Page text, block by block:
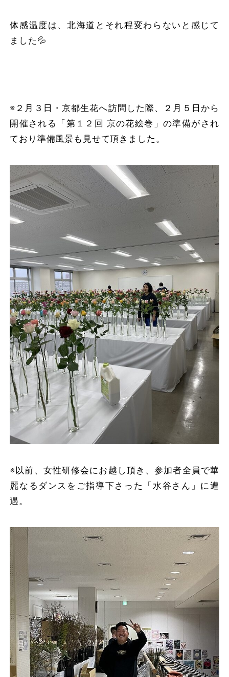
体感温度は、北海道とそれ程変わらないと感じて
ました💦
※２月３日・京都生花へ訪問した際、２月５日から
開催される「第１２回 京の花絵巻」の準備がされ
ており準備風景も見せて頂きました。
※以前、女性研修会にお越し頂き、参加者全員で華
麗なるダンスをご指導下さった「水谷さん」に遭
遇。